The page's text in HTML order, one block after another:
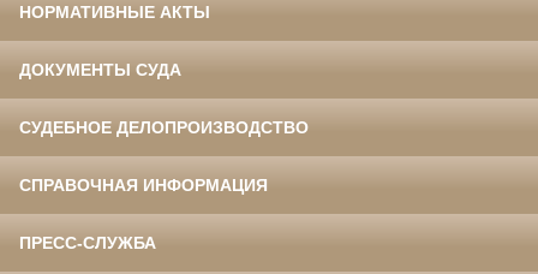
НОРМАТИВНЫЕ АКТЫ
ДОКУМЕНТЫ СУДА
СУДЕБНОЕ ДЕЛОПРОИЗВОДСТВО
СПРАВОЧНАЯ ИНФОРМАЦИЯ
ПРЕСС-СЛУЖБА